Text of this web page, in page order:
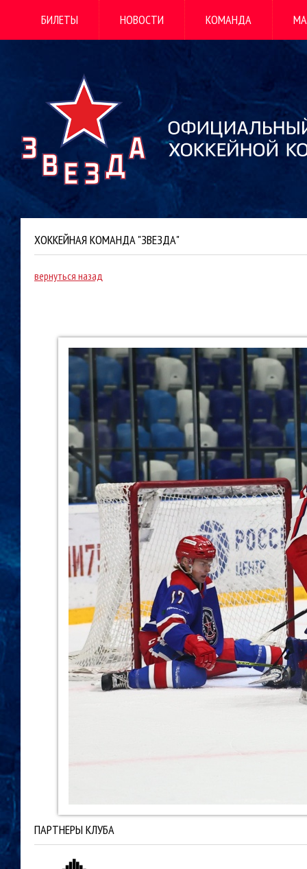
БИЛЕТЫ НОВОСТИ КОМАНДА
ХОККЕЙНАЯ КОМАНДА "ЗВЕЗДА"
вернуться назад
ПАРТНЕРЫ КЛУБА